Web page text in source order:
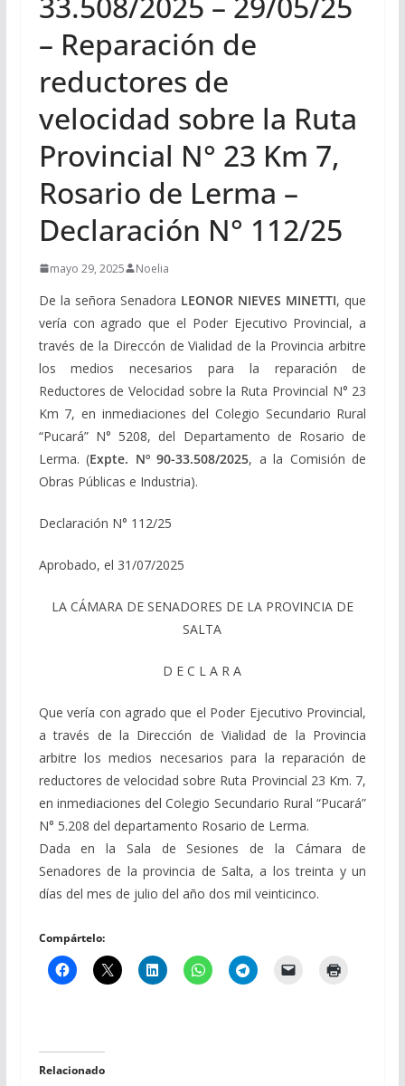
– Reparación de
reductores de
velocidad sobre la Ruta
Provincial N° 23 Km 7,
Rosario de Lerma –
Declaración N° 112/25
mayo 29, 2025 Noelia
De la señora Senadora LEONOR NIEVES MINETTI, que
vería con agrado que el Poder Ejecutivo Provincial, a
través de la Direccón de Vialidad de la Provincia arbitre
los medios necesarios para la reparación de
Reductores de Velocidad sobre la Ruta Provincial N° 23
Km 7, en inmediaciones del Colegio Secundario Rural
“Pucará” N° 5208, del Departamento de Rosario de
Lerma. (Expte. Nº 90-33.508/2025, a la Comisión de
Obras Públicas e Industria).
Declaración N° 112/25
Aprobado, el 31/07/2025
LA CÁMARA DE SENADORES DE LA PROVINCIA DE
SALTA
D E C L A R A
Que vería con agrado que el Poder Ejecutivo Provincial,
a través de la Dirección de Vialidad de la Provincia
arbitre los medios necesarios para la reparación de
reductores de velocidad sobre Ruta Provincial 23 Km. 7,
en inmediaciones del Colegio Secundario Rural “Pucará”
N° 5.208 del departamento Rosario de Lerma.
Dada en la Sala de Sesiones de la Cámara de
Senadores de la provincia de Salta, a los treinta y un
días del mes de julio del año dos mil veinticinco.
Compártelo:
Relacionado